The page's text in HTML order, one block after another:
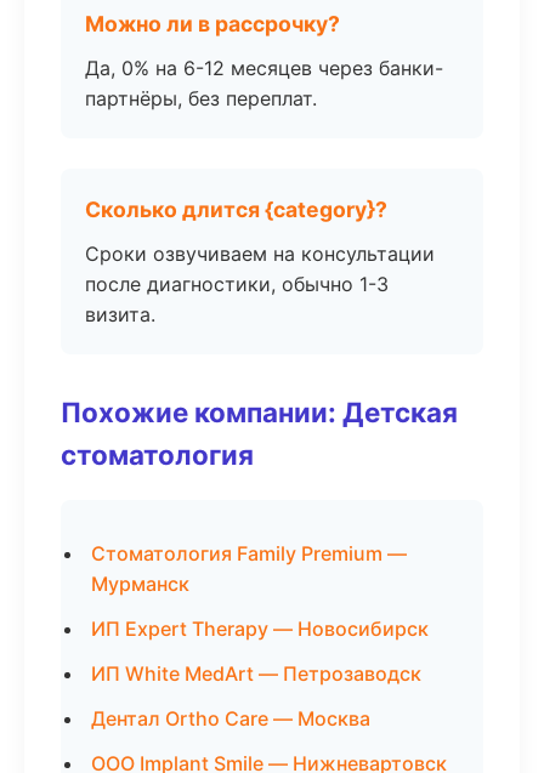
Можно ли в рассрочку?
Да, 0% на 6-12 месяцев через банки-
партнёры, без переплат.
Сколько длится {category}?
Сроки озвучиваем на консультации
после диагностики, обычно 1-3
визита.
Похожие компании: Детская
стоматология
Стоматология Family Premium —
Мурманск
ИП Expert Therapy — Новосибирск
ИП White MedArt — Петрозаводск
Дентал Ortho Care — Москва
ООО Implant Smile — Нижневартовск